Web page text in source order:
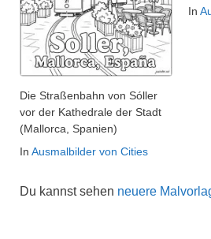
Die Straßenbahn von Sóller
vor der Kathedrale der Stadt
(Mallorca, Spanien)
In Ausmalbilder von Cities
In
Du kannst sehen neuere